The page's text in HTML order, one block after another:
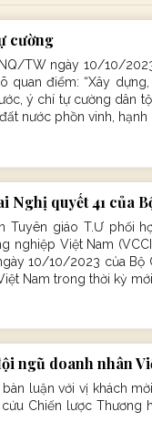
cường
TW ngày 10/10/
quan điểm: “Xây
ý chí tự cường dân
nước phồn vinh, hạnh
Nghị quyết 41 của
Tuyên giáo T.Ư phối
nghiệp Việt Nam
10/10/2023 của Bộ
Nam trong thời kỳ mới.
ngũ doanh nhân
luận với vị khách
Chiến lược Thương